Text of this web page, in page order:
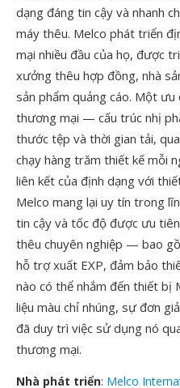
dạng đáng tin cậy và nhanh
máy thêu. Melco phát triển
mại nhiều đầu của họ, được
xưởng thêu hợp đồng, nhà
sản phẩm quảng cáo. Một ưu
thương mại — cấu trúc nhị
thước tệp và thời gian tải,
chạy hàng trăm thiết kế mỗi
liên kết của định dạng với
Melco mang lại uy tín trong
tin cậy và tốc độ được ưu
thêu chuyên nghiệp — bao
hỗ trợ xuất EXP, đảm bảo
nào có thể nhắm đến thiết bị
liệu màu chỉ nhúng, sự đơn
đã duy trì việc sử dụng nó
thương mại.
Nhà phát triển: Melco